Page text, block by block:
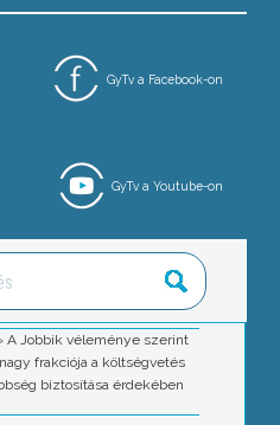
GyTv a Facebook-on
GyTv a Youtube-on
A Jobbik véleménye szerint
frakciója a költségvetés
biztosítása érdekében